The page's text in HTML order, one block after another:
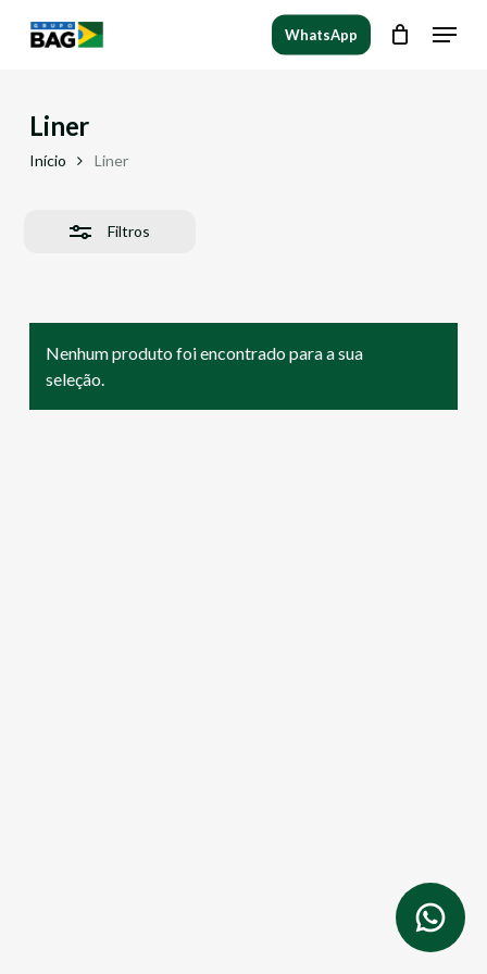
para
principal
WhatsApp
Menu
Carrinho
Fechar
Liner
Início Liner
Filtros
Fechar
Nenhum produto foi encontrado para a sua
seleção.